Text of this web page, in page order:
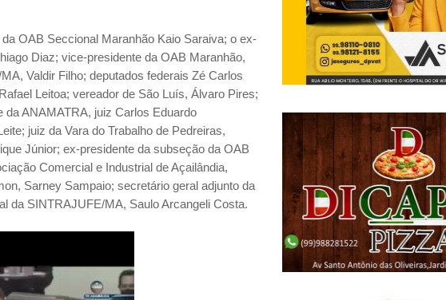
OAB Seccional Maranhão Kaio Saraiva; o ex-
Diaz; vice-presidente da OAB Maranhão,
Valdir Filho; deputados federais Zé Carlos
Leitoa; vereador de São Luís, Álvaro Pires;
da ANAMATRA, juiz Carlos Eduardo
juiz da Vara do Trabalho de Pedreiras,
Júnior; ex-presidente da subseção da OAB
Comercial e Industrial de Açailândia,
Sarney Sampaio; secretário geral adjunto da
da SINTRAJUFE/MA, Saulo Arcangeli Costa.